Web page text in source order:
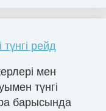
түнгі рейд
мен
түнгі
барысында